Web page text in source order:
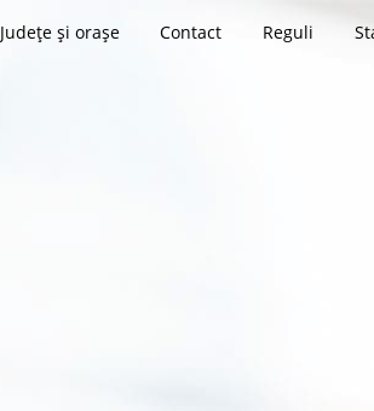
Județe și orașe Contact Reguli